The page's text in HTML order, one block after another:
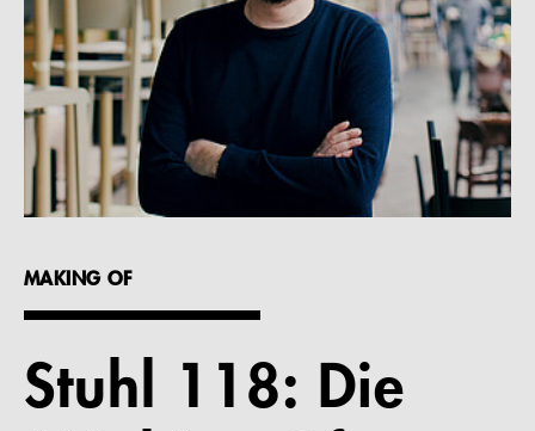
ALLE PRODUKTE
Magazin
Service
Referenzen
Unternehmen
DE
MAKING OF
Stuhl 118: Die